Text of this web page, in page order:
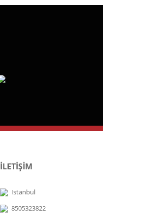
İLETİŞİM
Istanbul
8505323822